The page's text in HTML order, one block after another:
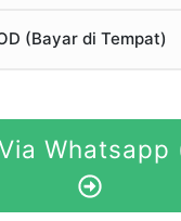
(Bayar di Tempat)
Whatsapp